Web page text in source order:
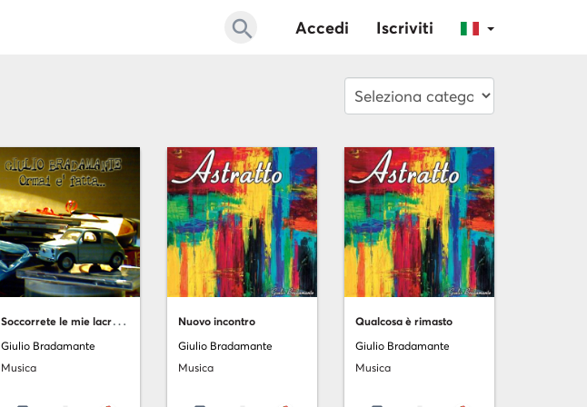
search Accedi Iscriviti
S
occorrete le mie lacrime
Giulio Bradamante
Musica
Nuovo incontro
Giulio Bradamante
Musica
Qualcosa è rimasto
Giulio Bradamante
Musica